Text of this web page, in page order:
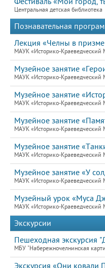
Центральная детская библиотека
Познавательная
Лекция «Челны в призме
МАУК «Историко-Краеведческий
Музейное занятие
МАУК «Историко-Краеведческий
Музейное занятие
МАУК «Историко-Краеведческий
Музейное занятие
МАУК «Историко-Краеведческий
Музейное занятие
МАУК «Историко-Краеведческий
Музейное занятие «У
МАУК «Историко-Краеведческий
Музейный урок «Муса
МАУК «Историко-Краеведческий
Экскурсии
Пешеходная экскурсия
МБУ "Набережночелнинская
Экскурсия «Они ковали